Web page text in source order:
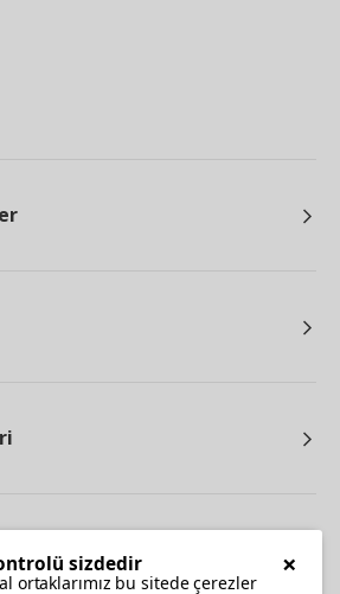
×
sizdedir
ortaklarımız bu sitede çerezler